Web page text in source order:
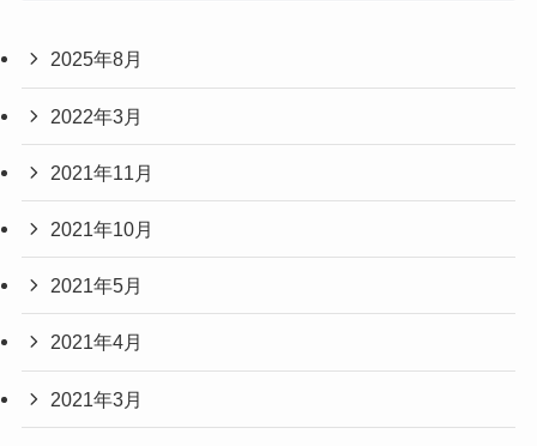
2025年8月
2022年3月
2021年11月
2021年10月
2021年5月
2021年4月
2021年3月